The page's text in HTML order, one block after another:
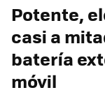
Potente,
casi a
batería
móvil